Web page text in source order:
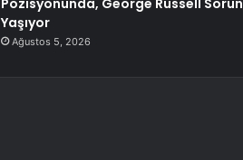
Pozisyonunda, George Russell Sorun
Yaşıyor
Ağustos 5, 2026